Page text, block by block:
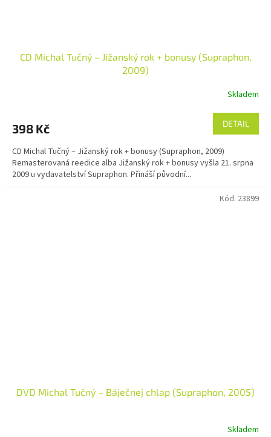
CD Michal Tučný – Jižanský rok + bonusy (Supraphon,
2009)
Skladem
398 Kč DETAIL
CD Michal Tučný – Jižanský rok + bonusy (Supraphon, 2009)
Remasterovaná reedice alba Jižanský rok + bonusy vyšla 21. srpna
2009 u vydavatelství Supraphon. Přináší původní...
DVD Michal Tučný – Báječnej chlap (Supraphon, 2005)
Skladem
Kód: 23899